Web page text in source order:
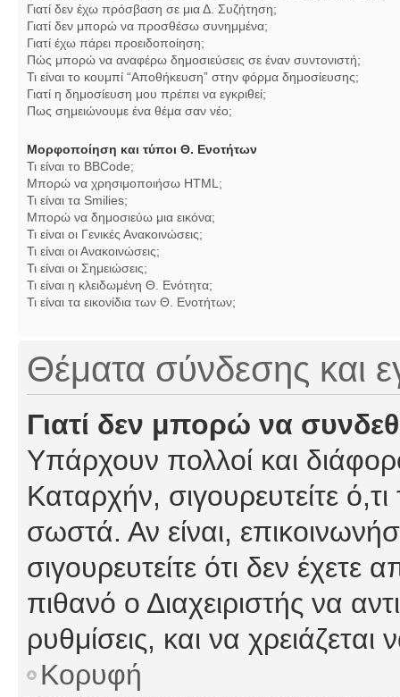
Γιατί δεν έχω πρόσβαση σε μια Δ. Συζήτηση;
Γιατί δεν μπορώ να προσθέσω συνημμένα;
Γιατί έχω πάρει προειδοποίηση;
Πώς μπορώ να αναφέρω δημοσιεύσεις σε έναν συντονιστή;
Τι είναι το κουμπί “Αποθήκευση” στην φόρμα δημοσίευσης;
Γιατί η δημοσίευση μου πρέπει να εγκριθεί;
Πως σημειώνουμε ένα θέμα σαν νέο;
Μορφοποίηση και τύποι Θ. Ενοτήτων
Τι είναι το BBCode;
Μπορώ να χρησιμοποιήσω HTML;
Τι είναι τα Smilies;
Μπορώ να δημοσιεύω μια εικόνα;
Τι είναι οι Γενικές Ανακοινώσεις;
Τι είναι οι Ανακοινώσεις;
Τι είναι οι Σημειώσεις;
Τι είναι η κλειδωμένη Θ. Ενότητα;
Τι είναι τα εικονίδια των Θ. Ενοτήτων;
Θέματα σύνδεσης και
Γιατί δεν μπορώ να
Υπάρχουν πολλοί και
Καταρχήν, σιγουρευτείτε
σωστά. Αν είναι,
σιγουρευτείτε ότι δεν έχετε
πιθανό ο Διαχειριστής να
ρυθμίσεις, και να χρειάζεται
Κορυφή